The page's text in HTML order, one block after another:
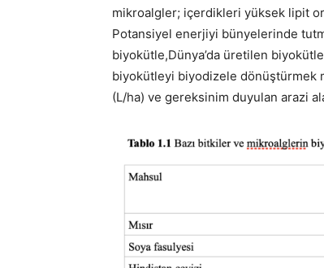
mikroalgler; içerdikleri yüksek lipit
Potansiyel enerjiyi bünyelerinde
biyokütle,Dünya’da üretilen
biyokütleyi biyodizele dönüştürmek
(L/ha) ve gereksinim duyulan arazi